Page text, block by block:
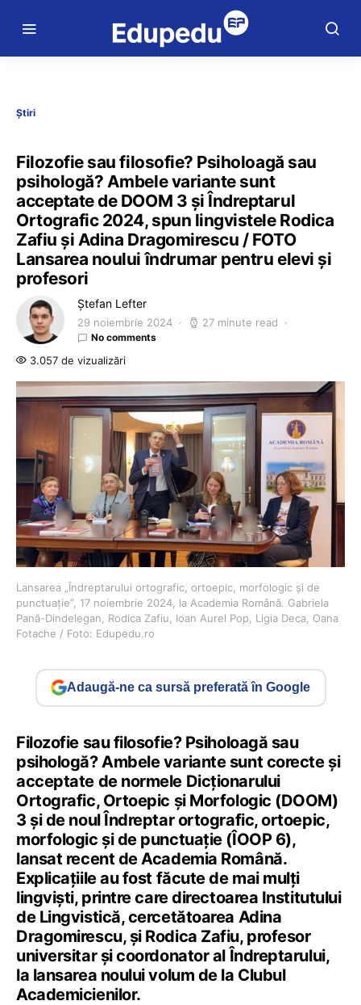
Știri
Filozofie sau filosofie? Psiholoagă sau
psihologă? Ambele variante sunt
acceptate de DOOM 3 și Îndreptarul
Ortografic 2024, spun lingvistele Rodica
Zafiu și Adina Dragomirescu / FOTO
Lansarea noului îndrumar pentru elevi și
profesori
Ștefan Lefter
29 noiembrie 2024 27 minute read
No comments
3.057 de vizualizări
Lansarea „Îndreptarului ortografic, ortoepic, morfologic şi de
punctuaţie”, 17 noiembrie 2024, la Academia Română. Gabriela
Pană-Dindelegan, Rodica Zafiu, Ioan Aurel Pop, Ligia Deca, Oana
Fotache / Foto: Edupedu.ro
Adaugă-ne ca sursă preferată în Google
Filozofie sau filosofie? Psiholoagă sau
psihologă? Ambele variante sunt corecte și
acceptate de normele Dicționarului
Ortografic, Ortoepic și Morfologic (DOOM)
3 și de noul Îndreptar ortografic, ortoepic,
morfologic și de punctuație (ÎOOP 6),
lansat recent de Academia Română.
Explicațiile au fost făcute de mai mulți
lingviști, printre care directoarea Institutului
de Lingvistică, cercetătoarea Adina
Dragomirescu, și Rodica Zafiu, profesor
universitar și coordonator al Îndreptarului,
la lansarea noului volum de la Clubul
Academicienilor.